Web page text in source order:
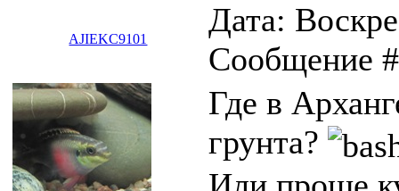
AJIEKC9101
Дата:
Сообщение
Где в
грунта?